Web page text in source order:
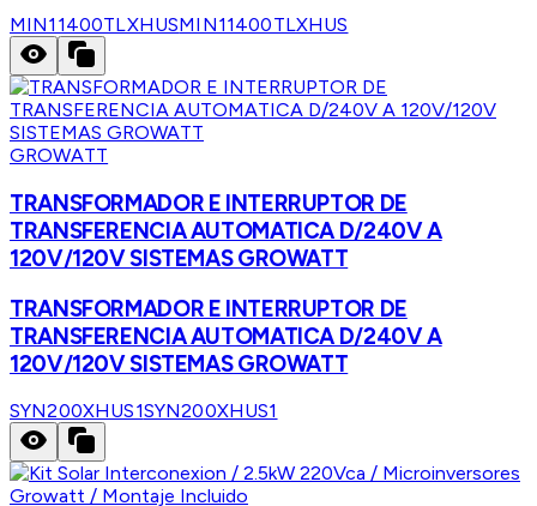
MIN11400TLXHUSMIN11400TLXHUS
GROWATT
TRANSFORMADOR E INTERRUPTOR DE
TRANSFERENCIA AUTOMATICA D/240V A
120V/120V SISTEMAS GROWATT
TRANSFORMADOR E INTERRUPTOR DE
TRANSFERENCIA AUTOMATICA D/240V A
120V/120V SISTEMAS GROWATT
SYN200XHUS1SYN200XHUS1